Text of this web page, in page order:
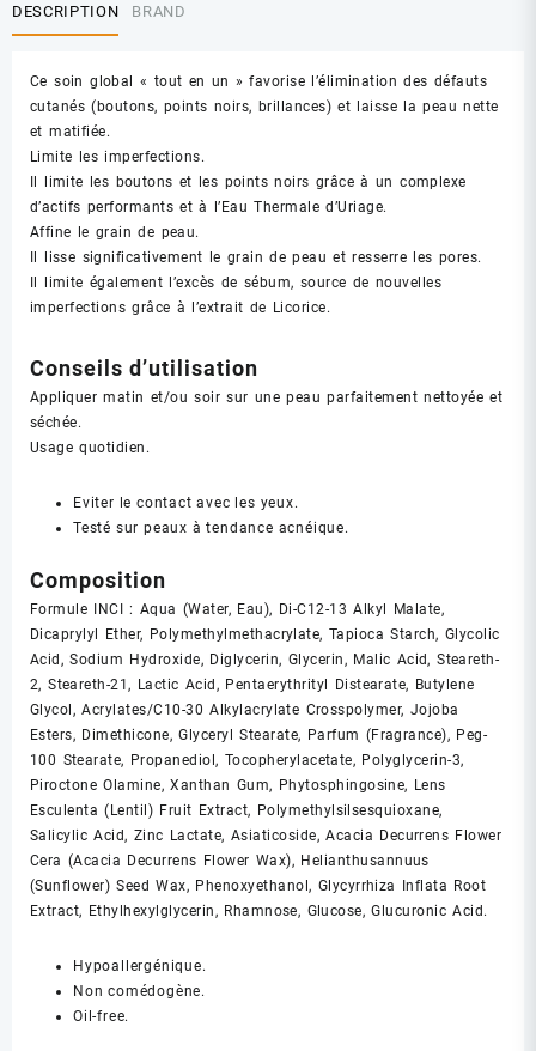
DESCRIPTION BRAND
Ce soin global « tout en un » favorise l’élimination des défauts
cutanés (boutons, points noirs, brillances) et laisse la peau nette
et matifiée.
Limite les imperfections.
Il limite les boutons et les points noirs grâce à un complexe
d’actifs performants et à l’Eau Thermale d’Uriage.
Affine le grain de peau.
Il lisse significativement le grain de peau et resserre les pores.
Il limite également l’excès de sébum, source de nouvelles
imperfections grâce à l’extrait de Licorice.
Conseils d’utilisation
Appliquer matin et/ou soir sur une peau parfaitement nettoyée et
séchée.
Usage quotidien.
Eviter le contact avec les yeux.
Testé sur peaux à tendance acnéique.
Composition
Formule INCI : Aqua (Water, Eau), Di-C12-13 Alkyl Malate,
Dicaprylyl Ether, Polymethylmethacrylate, Tapioca Starch, Glycolic
Acid, Sodium Hydroxide, Diglycerin, Glycerin, Malic Acid, Steareth-
2, Steareth-21, Lactic Acid, Pentaerythrityl Distearate, Butylene
Glycol, Acrylates/C10-30 Alkylacrylate Crosspolymer, Jojoba
Esters, Dimethicone, Glyceryl Stearate, Parfum (Fragrance), Peg-
100 Stearate, Propanediol, Tocopherylacetate, Polyglycerin-3,
Piroctone Olamine, Xanthan Gum, Phytosphingosine, Lens
Esculenta (Lentil) Fruit Extract, Polymethylsilsesquioxane,
Salicylic Acid, Zinc Lactate, Asiaticoside, Acacia Decurrens Flower
Cera (Acacia Decurrens Flower Wax), Helianthusannuus
(Sunflower) Seed Wax, Phenoxyethanol, Glycyrrhiza Inflata Root
Extract, Ethylhexylglycerin, Rhamnose, Glucose, Glucuronic Acid.
Hypoallergénique.
Non comédogène.
Oil-free.